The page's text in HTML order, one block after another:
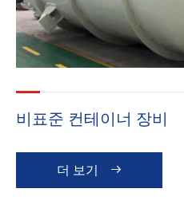
비표준 컨테이너 장비
더 보기 